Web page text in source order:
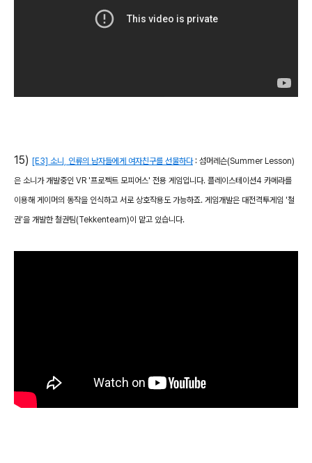
15) [E3] 소니, 인류의 남자들에게 여자친구를 선물하다: 섬머레슨(Summer Lesson)
은 소니가 개발중인 VR '프로젝트 모피어스' 전용 게임입니다. ​플레이스테이션4 카메라를
이용해 게이머의 동작을 인식하고 서로 상호작용도 가능하죠. 게임개발은 대전격투게임 '철
권'을 개발한 철권팀(Tekkenteam)이 맡고 있습니다.